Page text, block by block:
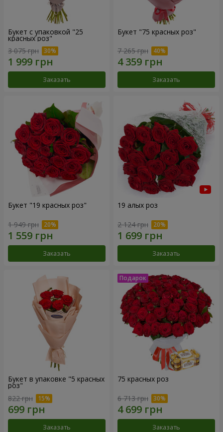
Букет с упаковкой "25
красных роз"
3 075 грн
Заказать
Букет "75 красных роз"
7 265 грн
Заказать
Букет "19 красных роз"
1 949 грн
Заказать
19 алых роз
2 124 грн
Заказать
Букет в упаковке "5 красных
роз"
822 грн
Заказать
75 красных роз
6 713 грн
Заказать